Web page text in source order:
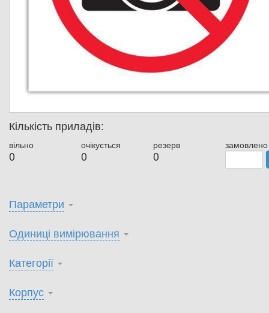
Кількість приладів:
вільно
0
очікується
0
резерв
0
замовлено
Параметри
Одиниці вимірювання
Категорії
Корпус